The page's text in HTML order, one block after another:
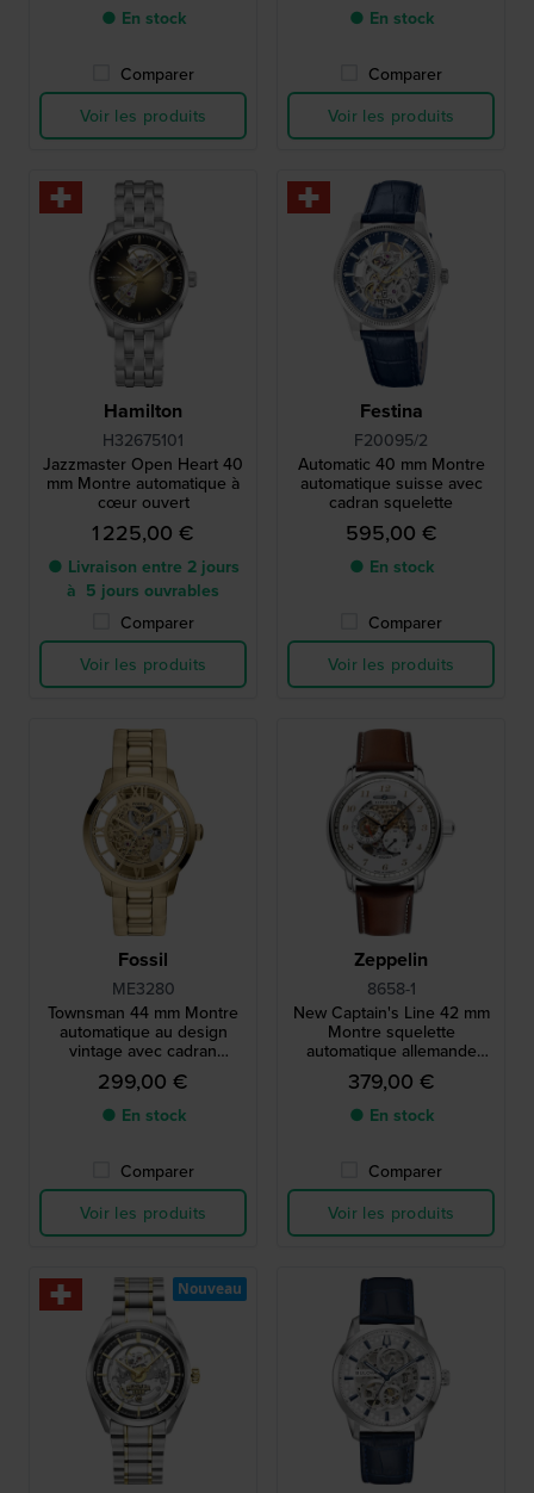
● En stock
Comparer
Voir les produits
● En stock
Comparer
Voir les produits
Hamilton
H32675101
Jazzmaster Open Heart 40
mm Montre automatique à
cœur ouvert
1 225,00 €
● Livraison entre 2 jours
à 5 jours ouvrables
Comparer
Voir les produits
Festina
F20095/2
Automatic 40 mm Montre
automatique suisse avec
cadran squelette
595,00 €
● En stock
Comparer
Voir les produits
Fossil
ME3280
Townsman 44 mm Montre
automatique au design
vintage avec cadran
squelette en or
299,00 €
● En stock
Comparer
Voir les produits
Zeppelin
8658-1
New Captain's Line 42 mm
Montre squelette
automatique allemande
avec indicateur 24h et
petite seconde
379,00 €
● En stock
Comparer
Voir les produits
Nouveau